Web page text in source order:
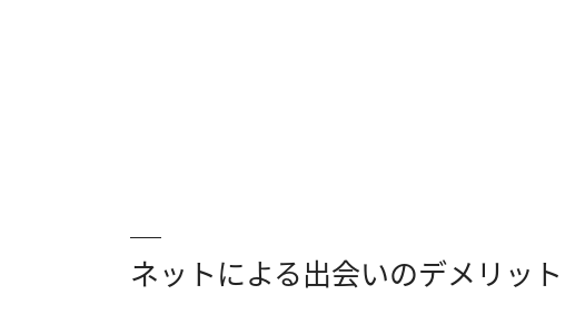
ネットによる出会いのデメリット